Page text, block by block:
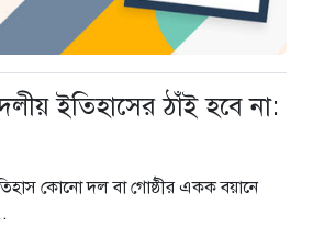
সিলেটে দুই বাসের ভয়াবহ সংঘর্ষ: ঝরে
গেল ৮টি তাজা প্রাণ, হাসপাতালে ২৫
২১ ঘণ্টা আগে
দগ্ধ ৩ জনের অবস্থা আশঙ্কাজনক
২১ ঘণ্টা আগে
ইতিহাসের ঠাঁই হবে না:
কোনো দল বা গোষ্ঠীর একক বয়ানে